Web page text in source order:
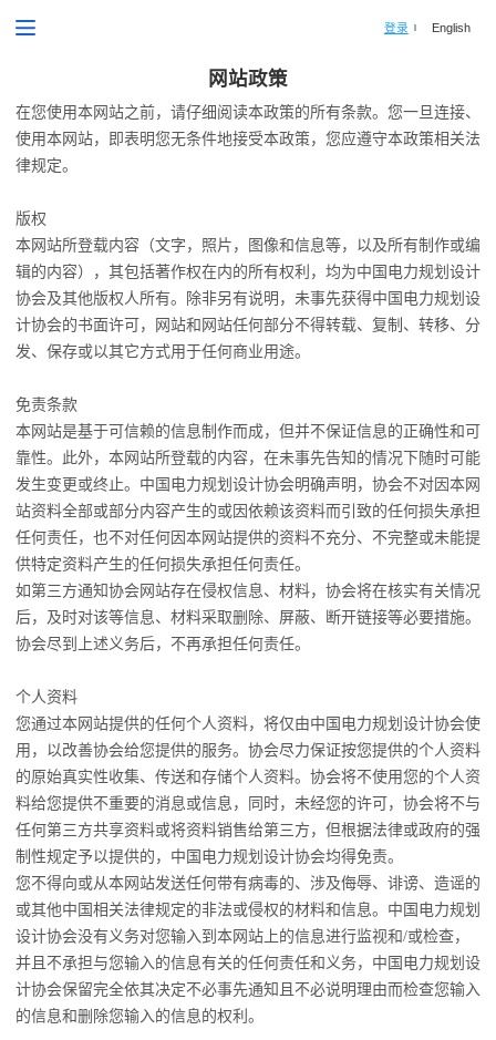
登录 English
网站政策
在您使用本网站之前，请仔细阅读本政策的所有条款。您一旦连接、
使用本网站，即表明您无条件地接受本政策，您应遵守本政策相关法
律规定。
版权
本网站所登载内容（文字，照片，图像和信息等，以及所有制作或编
辑的内容），其包括著作权在内的所有权利，均为中国电力规划设计
协会及其他版权人所有。除非另有说明，未事先获得中国电力规划设
计协会的书面许可，网站和网站任何部分不得转载、复制、转移、分
发、保存或以其它方式用于任何商业用途。
免责条款
本网站是基于可信赖的信息制作而成，但并不保证信息的正确性和可
靠性。此外，本网站所登载的内容，在未事先告知的情况下随时可能
发生变更或终止。中国电力规划设计协会明确声明，协会不对因本网
站资料全部或部分内容产生的或因依赖该资料而引致的任何损失承担
任何责任，也不对任何因本网站提供的资料不充分、不完整或未能提
供特定资料产生的任何损失承担任何责任。
如第三方通知协会网站存在侵权信息、材料，协会将在核实有关情况
后，及时对该等信息、材料采取删除、屏蔽、断开链接等必要措施。
协会尽到上述义务后，不再承担任何责任。
个人资料
您通过本网站提供的任何个人资料，将仅由中国电力规划设计协会使
用，以改善协会给您提供的服务。协会尽力保证按您提供的个人资料
的原始真实性收集、传送和存储个人资料。协会将不使用您的个人资
料给您提供不重要的消息或信息，同时，未经您的许可，协会将不与
任何第三方共享资料或将资料销售给第三方，但根据法律或政府的强
制性规定予以提供的，中国电力规划设计协会均得免责。
您不得向或从本网站发送任何带有病毒的、涉及侮辱、诽谤、造谣的
或其他中国相关法律规定的非法或侵权的材料和信息。中国电力规划
设计协会没有义务对您输入到本网站上的信息进行监视和/或检查，
并且不承担与您输入的信息有关的任何责任和义务，中国电力规划设
计协会保留完全依其决定不必事先通知且不必说明理由而检查您输入
的信息和删除您输入的信息的权利。